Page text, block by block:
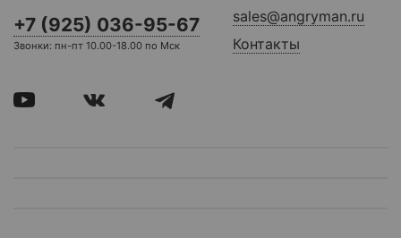
+7 (925) 036-95-67
Звонки: пн-пт 10.00-18.00 по Мск
sales@angryman.ru
Контакты